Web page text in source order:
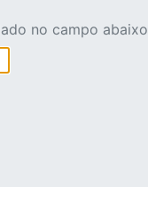
no campo abaixo